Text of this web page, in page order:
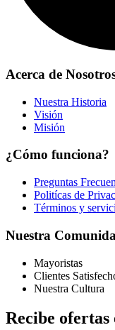
Acerca de
Nuestra Historia
Visión
Misión
¿Cómo funciona?
Preguntas
Politícas de
Términos y
Nuestra
Mayoristas
Clientes
Nuestra Cultura
Recibe ofertas